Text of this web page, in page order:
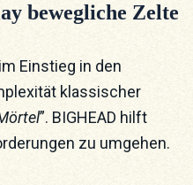
bewegliche Zelte
Einstieg in den
klassischer
”. BIGHEAD hilft
zu umgehen.